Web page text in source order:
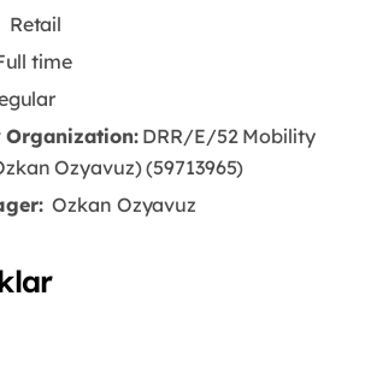
Retail
time
Organization:DRR/E/52 Mobility
Ozyavuz) (59713965)
Ozkan Ozyavuz